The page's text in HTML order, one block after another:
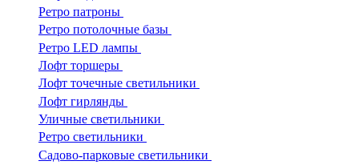
Ретро патроны
Ретро потолочные базы
Ретро LED лампы
Лофт торшеры
Лофт точечные светильники
Лофт гирлянды
Уличные светильники
Ретро светильники
Садово-парковые светильники